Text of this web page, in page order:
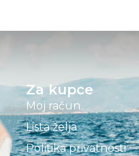
Za kupce
Moj račun
Lista želja
Politika privatnosti